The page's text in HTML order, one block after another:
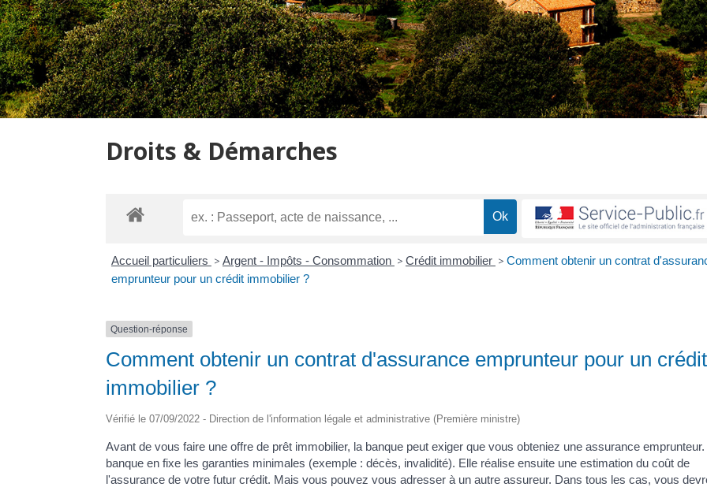
Droits & Démarches
Accueil particuliers > Argent - Impôts - Consommation > Crédit immobilier > Comment obtenir un contrat
emprunteur pour un crédit immobilier ?
Question-réponse
Comment obtenir un contrat d'assurance emprunteur pour un crédit
immobilier ?
Vérifié le 07/09/2022 - Direction de l'information légale et administrative (Première ministre)
Avant de vous faire une offre de prêt immobilier, la banque peut exiger que vous obteniez une assurance emprunteur.
banque en fixe les garanties minimales (exemple : décès, invalidité). Elle réalise ensuite une estimation du coût de
l'assurance de votre futur crédit. Mais vous pouvez vous adresser à un autre assureur. Dans tous les cas, vous